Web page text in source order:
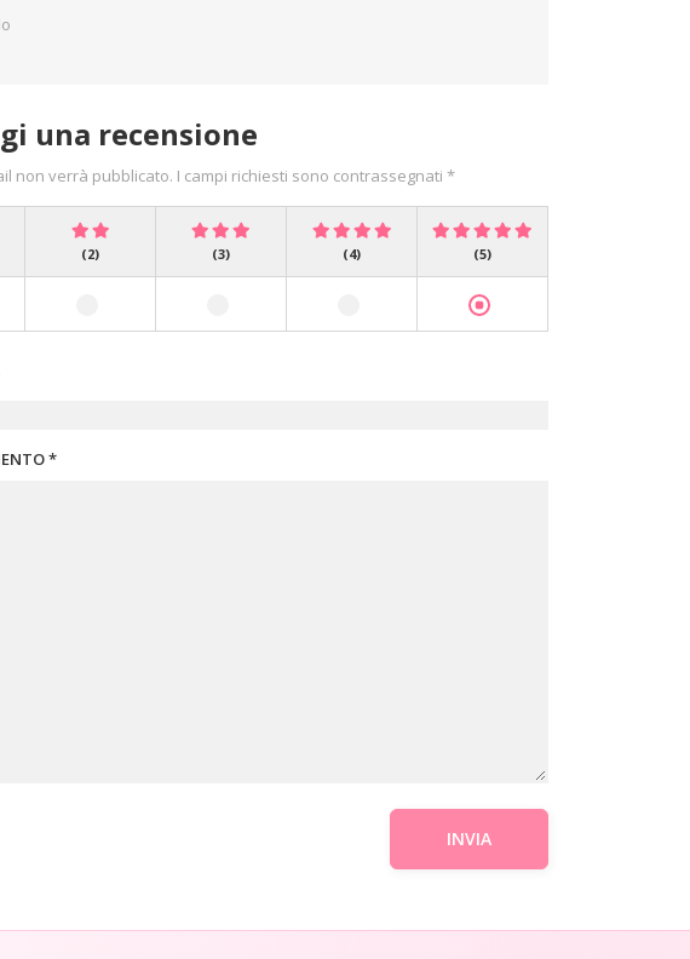
una recensione
non verrà pubblicato. I campi richiesti sono contrassegnati *
(2) (3) (4) (5)
*